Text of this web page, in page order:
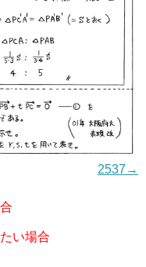
2537→
い場合